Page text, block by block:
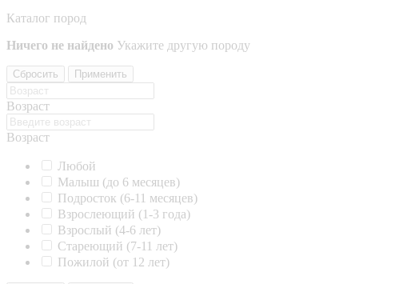
Каталог пород
Ничего не найдено Укажите другую породу
Сбросить Применить
Возраст
Возраст
Любой
Малыш (до 6 месяцев)
Подросток (6-11 месяцев)
Взрослеющий (1-3 года)
Взрослый (4-6 лет)
Стареющий (7-11 лет)
Пожилой (от 12 лет)